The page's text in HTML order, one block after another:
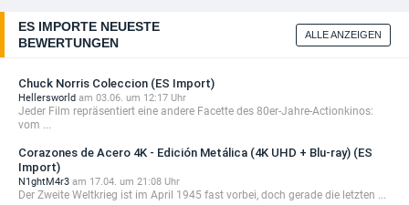
DIESE WOCHE NEU
Solaris (1972) 4K (Limited Mediabook Edition)
(4K ...
32,99 EUR
DIESE WOCHE NEU
Stalker (1979) 4K (Limited Mediabook Edition)
(4K ...
ES IMPORTE NEUESTE
BEWERTUNGEN
ALLE ANZEIGEN
Chuck Norris Coleccion (ES Import)
Hellersworld am 03.06. um 12:17 Uhr
Jeder Film repräsentiert eine andere Facette des 80er-Jahre-Actionkinos:
vom ...
Corazones de Acero 4K - Edición Metálica (4K UHD + Blu-ray) (ES
Import)
N1ghtM4r3 am 17.04. um 21:08 Uhr
Der Zweite Weltkrieg ist im April 1945 fast vorbei, doch gerade die letzten ...